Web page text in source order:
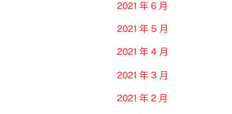
2021 年 6 月
2021 年 5 月
2021 年 4 月
2021 年 3 月
2021 年 2 月